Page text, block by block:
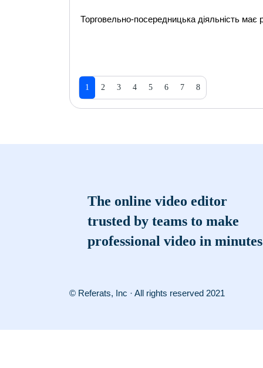
Торговельно-посередницька діяльність має
1 2 3 4 5 6 7 8
The online video editor
trusted by teams to make
professional video in minutes
© Referats, Inc · All rights reserved 2021